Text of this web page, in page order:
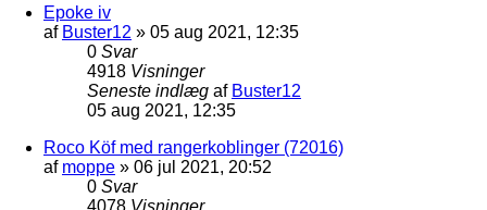
Epoke iv
af Buster12 » 05 aug 2021, 12:35
0 Svar
4918 Visninger
Seneste indlæg af Buster12
05 aug 2021, 12:35
Roco Köf med rangerkoblinger (72016)
af moppe » 06 jul 2021, 20:52
0 Svar
4078 Visninger